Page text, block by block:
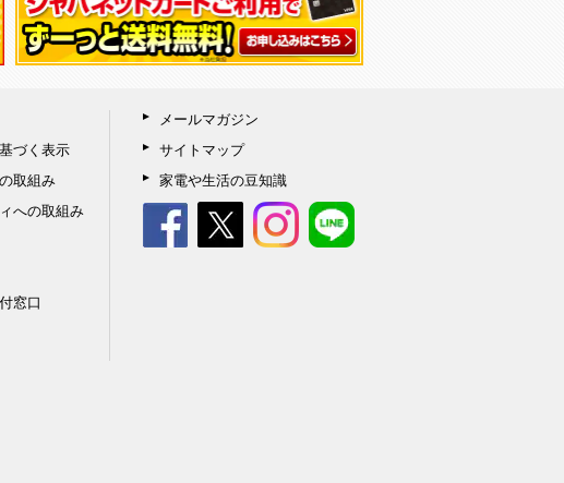
づく表示
取組み
への取組み
窓口
メールマガジン
サイトマップ
家電や生活の豆知識